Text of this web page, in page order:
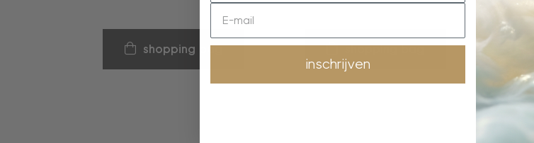
shopping bag shopping bag
inschrijven